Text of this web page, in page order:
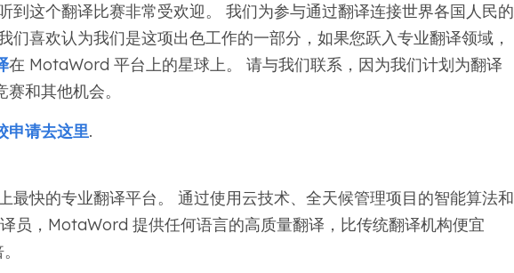
到这个翻译比赛非常受欢迎。 我们为参与通过翻译连接世界各国人民的
们喜欢认为我们是这项出色工作的一部分，如果您跃入专业翻译领域，
在 MotaWord 平台上的星球上。 请与我们联系，因为我们计划为翻译
和其他机会。
申请去这里.
最快的专业翻译平台。 通过使用云技术、全天候管理项目的智能算法和
员，MotaWord 提供任何语言的高质量翻译，比传统翻译机构便宜